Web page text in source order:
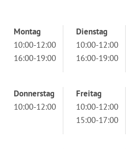
Montag
10:00-12:00
16:00-19:00
Dienstag
10:00-12:00
16:00-19:00
Donnerstag
10:00-12:00
Freitag
10:00-12:00
15:00-17:00